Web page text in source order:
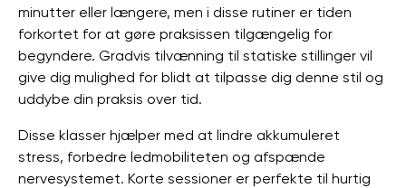
minutter eller længere, men i disse rutiner er tiden
forkortet for at gøre praksissen tilgængelig for
begyndere. Gradvis tilvænning til statiske stillinger vil
give dig mulighed for blidt at tilpasse dig denne stil og
uddybe din praksis over tid.
Disse klasser hjælper med at lindre akkumuleret
stress, forbedre ledmobiliteten og afspænde
nervesystemet. Korte sessioner er perfekte til hurtig